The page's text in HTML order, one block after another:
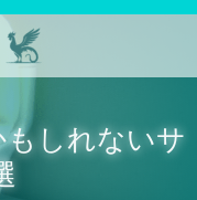
しれないサ